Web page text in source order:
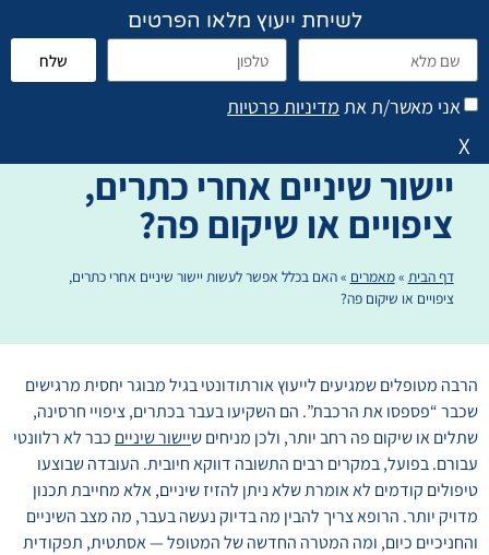
לשיחת ייעוץ מלאו הפרטים
אני מאשר/ת את מדיניות פרטיות
שלח
X
יישור שיניים אחרי כתרים,
ציפויים או שיקום פה?
דף הבית »מאמרים »האם בכלל אפשר לעשות יישור שיניים אחרי כתרים,
ציפויים או שיקום פה?
הרבה מטופלים שמגיעים לייעוץ אורתודונטי בגיל מבוגר יחסית מרגישים
שכבר “פספסו את הרכבת”. הם השקיעו בעבר בכתרים, ציפויי חרסינה,
שתלים או שיקום פה רחב יותר, ולכן מניחים שיישור שיניים כבר לא רלוונטי
עבורם. בפועל, במקרים רבים התשובה דווקא חיובית. העובדה שבוצעו
טיפולים קודמים לא אומרת שלא ניתן להזיז שיניים, אלא מחייבת תכנון
מדויק יותר. הרופא צריך להבין מה בדיוק נעשה בעבר, מה מצב השיניים
והחניכיים כיום, ומה המטרה החדשה של המטופל — אסתטית, תפקודית
פתח סרגל נגישות